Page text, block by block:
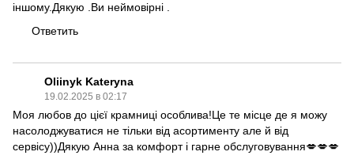
іншому.Дякую .Ви неймовірні .
Ответить
Oliinyk Kateryna
19.02.2025 в 02:17
Моя любов до цієї крамниці особлива!Це те місце де я можу
насолоджуватися не тільки від асортименту але й від
сервісу))Дякую Анна за комфорт і гарне обслуговування💋💋💋